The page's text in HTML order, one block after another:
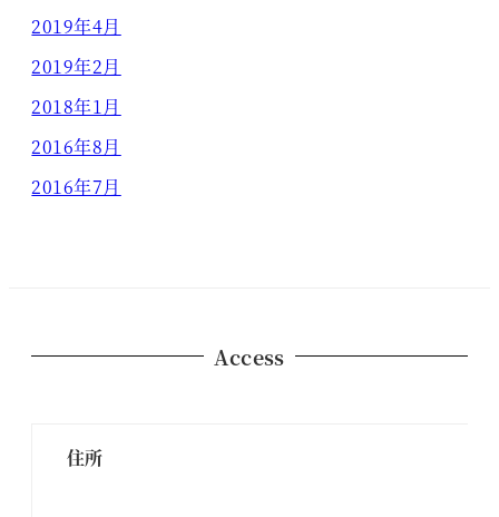
2019年4月
2019年2月
2018年1月
2016年8月
2016年7月
Access
住所